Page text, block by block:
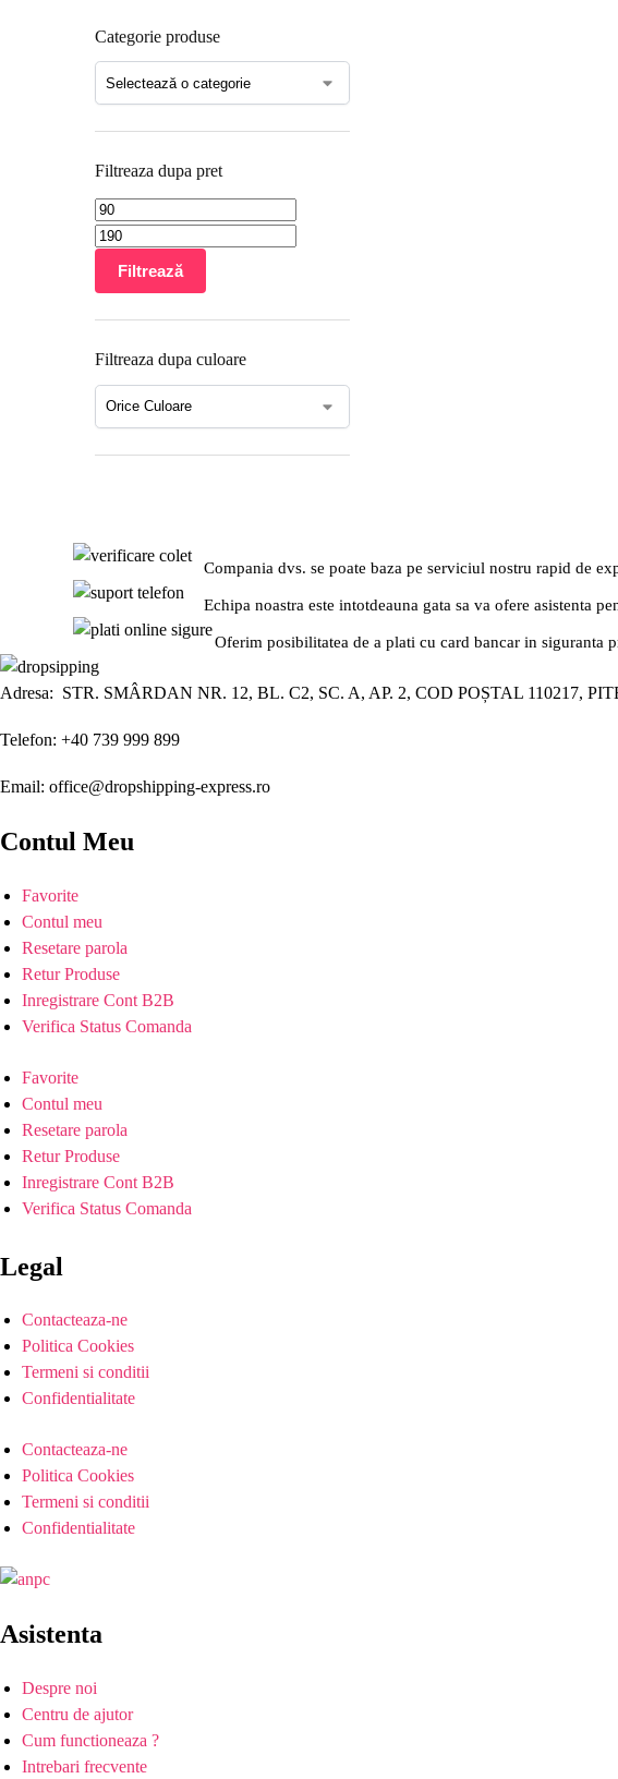
Categorie produse
Filtreaza dupa pret
Filtrează
Filtreaza dupa culoare
Compania dvs. se poate baza pe serviciul nostru rapid de
Echipa noastra este intotdeauna gata sa va ofere asistenta
Oferim posibilitatea de a plati cu card bancar in siguranta
Adresa: STR. SMÂRDAN NR. 12, BL. C2, SC. A, AP. 2, COD POȘTAL 110217,
Telefon: +40 739 999 899
Email: office@dropshipping-express.ro
Contul Meu
Favorite
Contul meu
Resetare parola
Retur Produse
Inregistrare Cont B2B
Verifica Status Comanda
Favorite
Contul meu
Resetare parola
Retur Produse
Inregistrare Cont B2B
Verifica Status Comanda
Legal
Contacteaza-ne
Politica Cookies
Termeni si conditii
Confidentialitate
Contacteaza-ne
Politica Cookies
Termeni si conditii
Confidentialitate
Asistenta
Despre noi
Centru de ajutor
Cum functioneaza ?
Intrebari frecvente